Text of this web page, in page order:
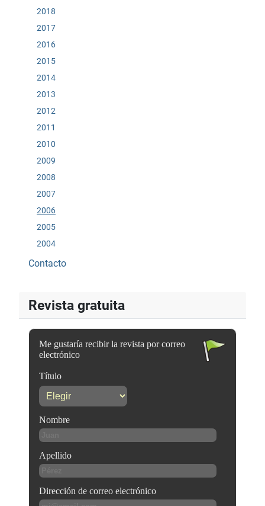
2018
2017
2016
2015
2014
2013
2012
2011
2010
2009
2008
2007
2006
2005
2004
Contacto
Revista gratuita